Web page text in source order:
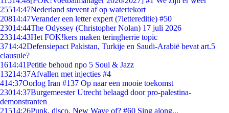
25514:47Nederland stevent af op watertekort
20814:47Verander een letter expert (7lettereditie) #50
23014:44The Odyssey (Christopher Nolan) 17 juli 2026
23314:43Het FOK!kers maken teringherrie topic
3714:42Defensiepact Pakistan, Turkije en Saudi-Arabië bevat art.5
clausule?
1614:41Petitie behoud npo 5 Soul & Jazz
13214:37Afvallen met injecties #4
414:37Oorlog Iran #137 Op naar een mooie toekomst
23014:37Burgemeester Utrecht belaagd door pro-palestina-
demonstranten
21514:26Punk, disco, New Wave of? #60 Sing along...